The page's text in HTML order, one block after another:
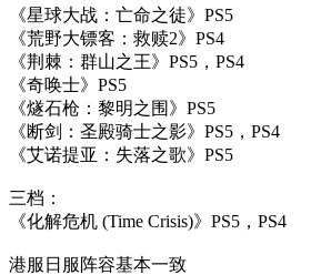
《星球大战：亡命之徒》PS5
《荒野大镖客：救赎2》PS4
《荆棘：群山之王》PS5，PS4
《奇唤士》PS5
《燧石枪：黎明之围》PS5
《断剑：圣殿骑士之影》PS5，PS4
《艾诺提亚：失落之歌》PS5
三档：
《化解危机 (Time Crisis)》PS5，PS4
港服日服阵容基本一致